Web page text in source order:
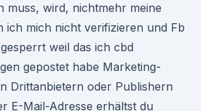
muss, wird, nichtmehr meine
ich mich nicht verifizieren und Fb
weil das ich cbd
gepostet habe Marketing-
Drittanbietern oder Publishern
E-Mail-Adresse erhältst du